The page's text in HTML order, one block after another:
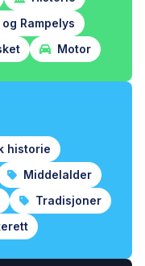
Rampelys
Motor
historie
Middelalder
Tradisjoner